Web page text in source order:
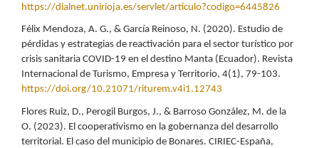
https://dialnet.unirioja.es/servlet/articulo?codigo=6445826
Félix Mendoza, A. G., & García Reinoso, N. (2020). Estudio de
pérdidas y estrategias de reactivación para el sector turístico por
crisis sanitaria COVID-19 en el destino Manta (Ecuador). Revista
Internacional de Turismo, Empresa y Territorio, 4(1), 79-103.
https://doi.org/10.21071/riturem.v4i1.12743
Flores Ruiz, D., Perogil Burgos, J., & Barroso González, M. de la
O. (2023). El cooperativismo en la gobernanza del desarrollo
territorial. El caso del municipio de Bonares. CIRIEC-España,